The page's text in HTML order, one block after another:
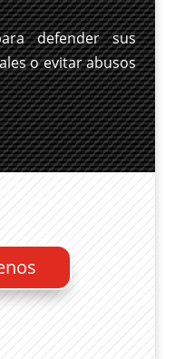
defender sus
o evitar abusos